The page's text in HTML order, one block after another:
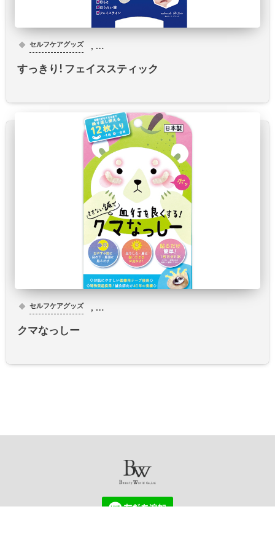
セルフケアグッズ , …
すっきり! フェイススティック
セルフケアグッズ , …
クマなっしー